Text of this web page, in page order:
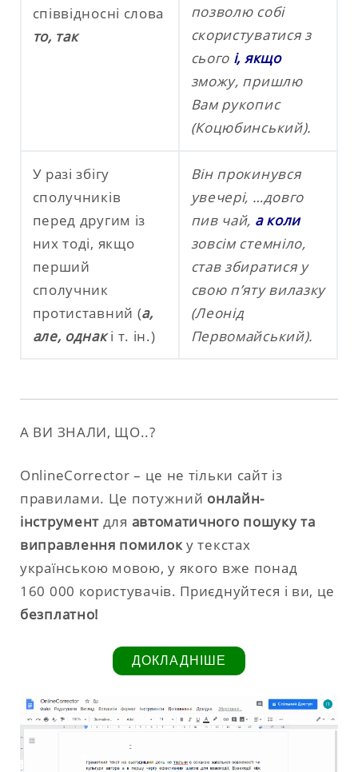
співвідносні слова
то, так
позволю собі
скористуватися з
сього і, якщо
зможу, пришлю
Вам рукопис
(Коцюбинський).
У разі збігу
сполучників
перед другим із
них тоді, якщо
перший
сполучник
протиставний (а,
але, однакі т. ін.)
Він прокинувся
увечері, …довго
пив чай, а коли
зовсім стемніло,
став збиратися у
свою п’яту вилазку
(Леонід
Первомайський).
А ВИ ЗНАЛИ, ЩО..?
OnlineCorrector – це не тільки сайт із
правилами. Це потужний онлайн-
інструмент для автоматичного пошуку та
виправлення помилоку текстах
українською мовою, у якого вже понад
160 000 користувачів. Приєднуйтеся і ви, це
безплатно!
ДОКЛАДНІШЕ